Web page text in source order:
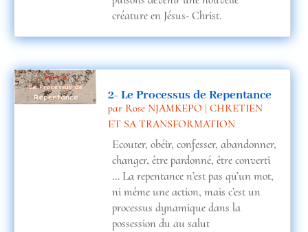
créature en Jésus- Christ.
2- Le Processus de Repentance
par Rose NJAMKEPO | CHRETIEN
ET SA TRANSFORMATION
Ecouter, obéir, confesser, abandonner,
changer, être pardonné, être converti
… La repentance n’est pas qu’un mot,
ni même une action, mais c’est un
processus dynamique dans la
possession du au salut